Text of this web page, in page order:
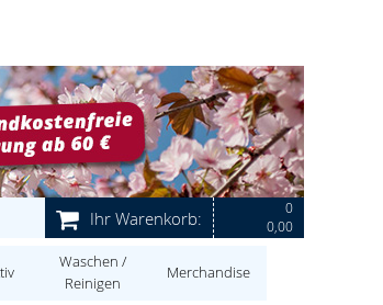
Ihr Warenkorb:
0
0,00
Waschen /
Reinigen
Merchandise